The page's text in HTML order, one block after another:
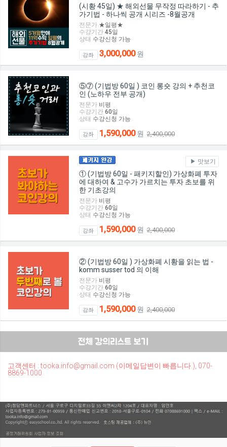
(시황 45일) ★ 해외선물 무작정 따라하기 - 추
가기법 - 하나씩 공개 시리즈 -8월공개
전문가 ★일평★
수강기간 45일
상태 수강신청 가능
강좌 3,000,000원
⑤⑦ (기법방 60일 ) 코인 롱숏 강의 + 추천코
인 (노하우 전부 공개)
전문가 비평
수강기간 60일
상태 수강신청 가능
강좌 1,590,000원2,400,000
맛보기
① (기법방 60일 - 패키지할인) 가상화폐 투자
에 대하여 & 고수가 가르치는 투자 초보를 위
한 기초강의
전문가 비평
수강기간 60일
상태 수강신청 가능
강좌 1,590,000원2,400,000
② (기법방 60일 ) 가상화폐 시황을 읽는 법 -
komm susser tod 의 이해
전문가 비평
수강기간 60일
상태 수강신청 가능
강좌 1,590,000원2,400,000
고객센터 : tooka.info@gmail.com (이메일답변이 빠릅니다.), 070-
8869-1000